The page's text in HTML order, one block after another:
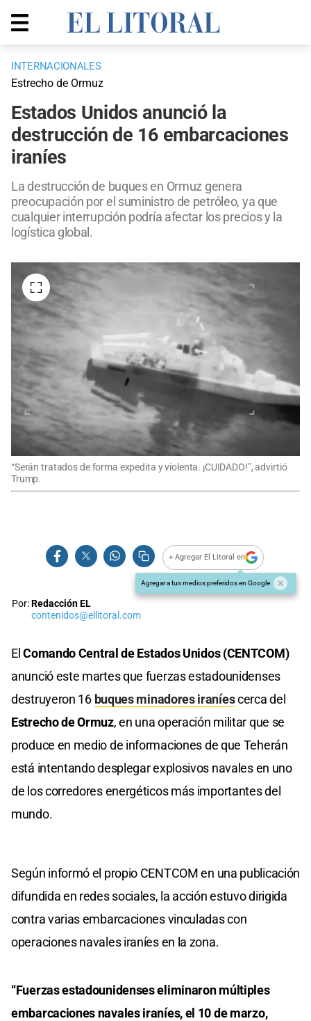
INTERNACIONALES
Estrecho de Ormuz
Estados Unidos anunció la
destrucción de 16 embarcaciones
iraníes
La destrucción de buques en Ormuz genera
preocupación por el suministro de petróleo, ya que
cualquier interrupción podría afectar los precios y la
logística global.
“Serán tratados de forma expedita y violenta. ¡CUIDADO!”, advirtió
Trump.
+ Agregar El Litoral en
Agregar a tus medios preferidos en Google
Por:Redacción EL
contenidos@ellitoral.com
ElComando Central de Estados Unidos (CENTCOM)
anunció este martes que fuerzas estadounidenses
destruyeron 16 buques minadores iraníescerca del
Estrecho de Ormuz, en una operación militar que se
produce en medio de informaciones de que Teherán
está intentando desplegar explosivos navales en uno
de los corredores energéticos más importantes del
mundo.
Según informó el propio CENTCOM en una publicación
difundida en redes sociales, la acción estuvo dirigida
contra varias embarcaciones vinculadas con
operaciones navales iraníes en la zona.
“Fuerzas estadounidenses eliminaron múltiples
embarcaciones navales iraníes, el 10 de marzo,